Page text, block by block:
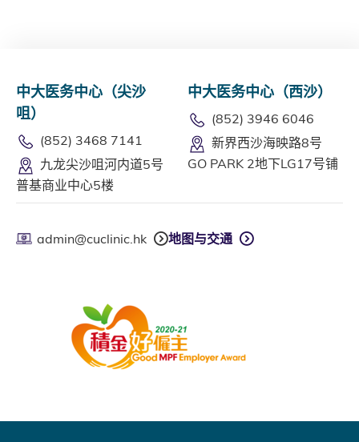
中大医务中心（尖沙
咀）
(852) 3468 7141
九龙尖沙咀河内道5号
普基商业中心5楼
中大医务中心（西沙）
(852) 3946 6046
新界西沙海映路8号
GO PARK 2地下LG17号铺
admin@cuclinic.hk 地图与交通